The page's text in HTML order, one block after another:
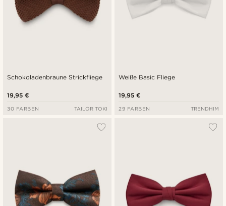
Schokoladenbraune Strickfliege
19,95 €
30 FARBEN TAILOR TOKI
Weiße Basic Fliege
19,95 €
29 FARBEN TRENDHIM